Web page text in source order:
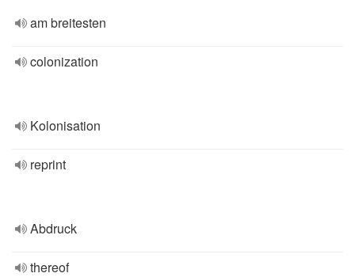
am breitesten
colonization
Kolonisation
reprint
Abdruck
thereof